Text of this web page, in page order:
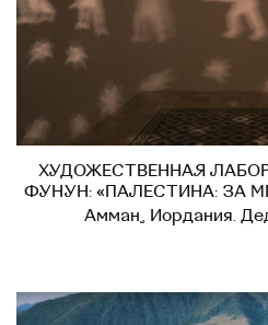
ХУДОЖЕСТВЕННАЯ
ФУНУН: «ПАЛЕСТИНА: ЗА
Амман, Иордания.